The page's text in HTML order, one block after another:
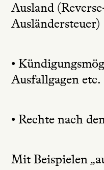
Ausland
Ausländersteuer)
•
Ausfallgagen etc.
• Rechte nach
Mit Beispielen